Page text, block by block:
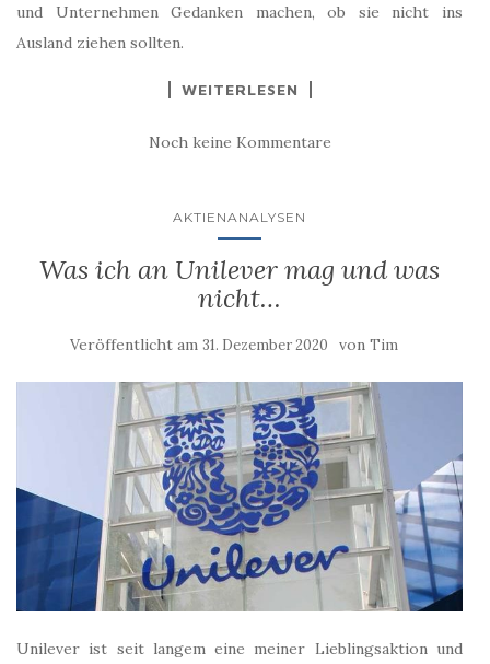
und Unternehmen Gedanken machen, ob sie nicht ins
Ausland ziehen sollten.
WEITERLESEN
Noch keine Kommentare
AKTIENANALYSEN
Was ich an Unilever mag und was
nicht…
Veröffentlicht am 31. Dezember 2020 von Tim
Unilever ist seit langem eine meiner Lieblingsaktion und